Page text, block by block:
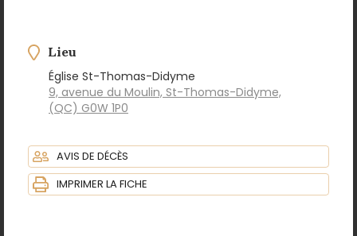
Lieu
Église St-Thomas-Didyme
9, avenue du Moulin, St-Thomas-Didyme,
(QC) G0W 1P0
AVIS DE DÉCÈS
IMPRIMER LA FICHE